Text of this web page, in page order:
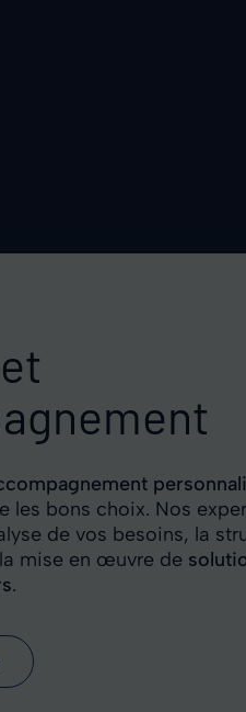
les bons choix. Nos
de vos besoins, la
mise en œuvre de
.